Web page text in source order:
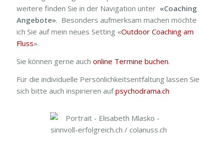
weitere finden Sie in der Navigation unter «Coaching
Angebote». Besonders aufmerksam machen möchte
ich Sie auf mein neues Setting «Outdoor Coaching am
Fluss».
Sie können gerne auch online Termine buchen.
Für die individuelle Persönlichkeitsentfaltung lassen Sie
sich bitte auch inspirieren aufpsychodrama.ch